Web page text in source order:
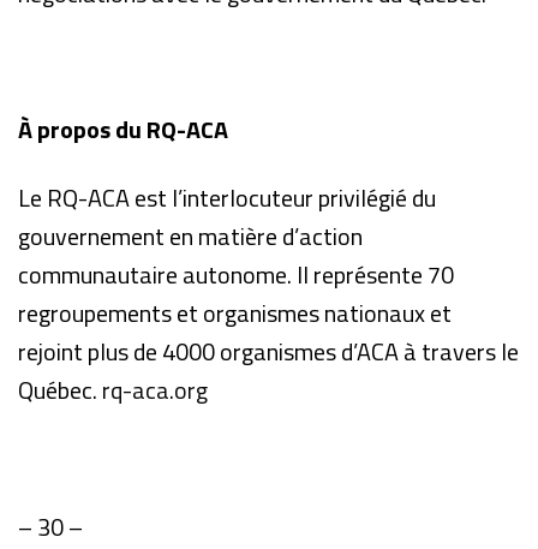
À propos du RQ-ACA
Le RQ-ACA est l’interlocuteur privilégié du
gouvernement en matière d’action
communautaire autonome. Il représente 70
regroupements et organismes nationaux et
rejoint plus de 4000 organismes d’ACA à travers le
Québec.rq-aca.org
– 30 –